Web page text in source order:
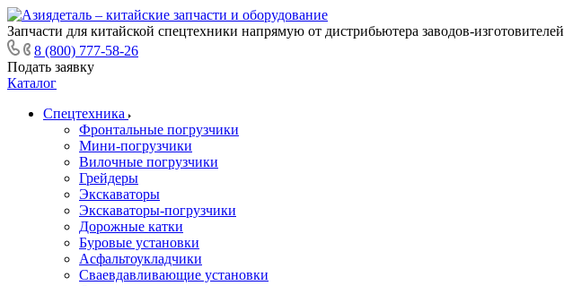
Запчасти для китайской спецтехники напрямую от дистрибьютера заводов-изготовителей
8 (800) 777-58-26
Подать заявку
Каталог
Спецтехника
Фронтальные погрузчики
Мини-погрузчики
Вилочные погрузчики
Грейдеры
Экскаваторы
Экскаваторы-погрузчики
Дорожные катки
Буровые установки
Асфальтоукладчики
Сваевдавливающие установки